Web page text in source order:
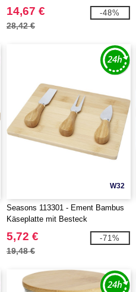
14,67 €
28,42 €
-48%
W32
Seasons 113301 - Ement Bambus
Käseplatte mit Besteck
5,72 €
19,48 €
-71%